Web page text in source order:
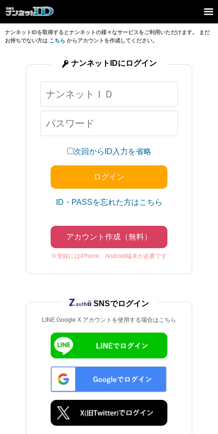
ナンネットIDを取得するとナンネットの様々なサービスをご利用いただけます。 まだ
お持ちでない方は こちら からアカウントを作成してください。
次回からID入力を省略
ID・PASSを忘れた方はこちら
アカウント作成（無料）
※登録にはiPhone、Android端末が必要です
ナンネットIDにログイン
LINE Google X アカウントを使用する場合はこちら
SNSでログイン